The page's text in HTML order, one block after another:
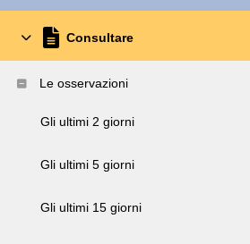
Consultare
Le osservazioni
Gli ultimi 2 giorni
Gli ultimi 5 giorni
Gli ultimi 15 giorni